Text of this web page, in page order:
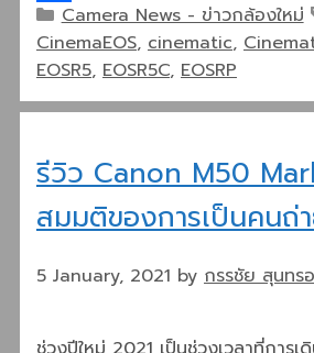
ShareCategories
Camera News - ข่าวกล้องใหม่
CinemaEOS, cinematic,
EOSR5, EOSR5C, EOSRP
รีวิว Canon M50
สมมติของการเป็นคนถ่
5 January, 2021 by กรรชัย สุนทร